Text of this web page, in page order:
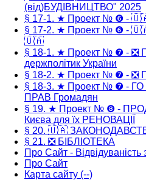
(від)БУДІВНИЦТВО" 2025
§ 17-1. ★ Проект № ❻ -
§ 17-2. ★ Проект № ❻ -
🇺🇦
§ 18-1. ★ Проект № ❼ - ❎
держполітик України
§ 18-2. ★ Проект № ❼ - ❎
§ 18-3. ★ Проект № ❼ - ГО
ПРАВ Громадян
§ 19. ★ Проект № ❽ -
Києва для їх РЕНОВАЦІЇ
§ 20. 🇺🇦
§ 21. ❎ БІБЛІОТЕКА
Про Сайт -
Про Сайт
Карта сайту (--)